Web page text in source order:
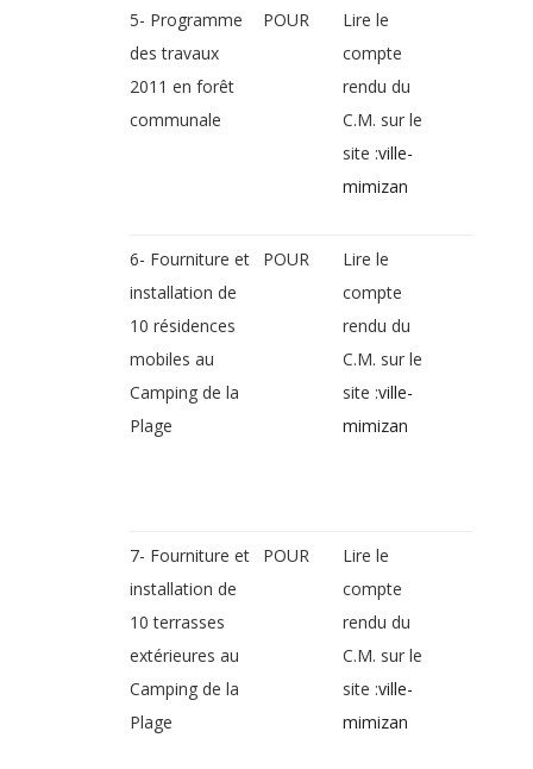
5- Programme
des travaux
2011 en forêt
communale
POUR
Lire le
compte
rendu du
C.M. sur le
site :ville-
mimizan
6- Fourniture et
installation de
10 résidences
mobiles au
Camping de la
Plage
POUR
Lire le
compte
rendu du
C.M. sur le
site :ville-
mimizan
7- Fourniture et
installation de
10 terrasses
extérieures au
Camping de la
Plage
POUR
Lire le
compte
rendu du
C.M. sur le
site :ville-
mimizan